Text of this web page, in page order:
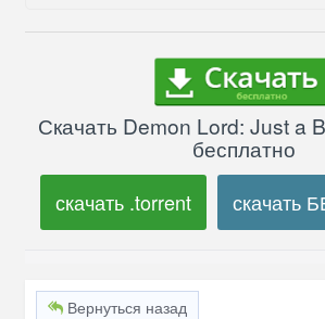
Скачать Demon Lord: Just a
бесплатно
скачать .torrent скачать
Вернуться назад